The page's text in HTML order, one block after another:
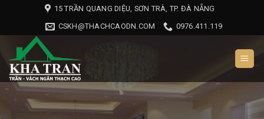
content
15 TRẦN QUANG DIỆU, SƠN TRÀ, TP. ĐÀ NẴNG
CSKH@THACHCAODN.COM
0976.411.119